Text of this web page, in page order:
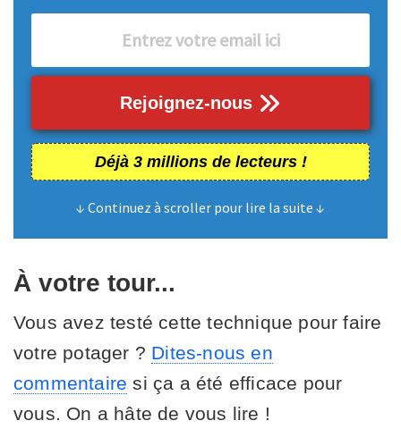
Rejoignez-nous
Déjà 3 millions de lecteurs !
↓ Continuez à scroller pour lire la suite ↓
À votre tour...
Vous avez testé cette technique pour faire
votre potager ? Dites-nous en
commentaire si ça a été efficace pour
vous. On a hâte de vous lire !